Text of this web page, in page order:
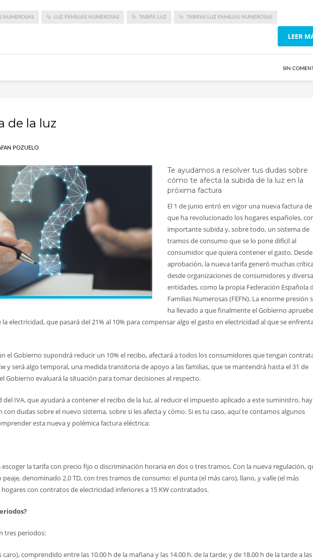
NUMEROSAS LUZ FAMILIAS NUMEROSAS TARIFA LUZ TARIFAS LUZ FAMILIAS NUMEROSAS
LEER
SIN
de la luz
POZUELO
Te ayudamos a resolver tus dudas sobre
cómo te afecta la subida de la luz en la
próxima factura
El 1 de junio entró en vigor una nueva factura
que ha revolucionado los hogares españoles,
importante subida y, sobre todo, un sistema de
tramos de consumo que se lo pone difícil al
consumidor que quiera contener el gasto.
aprobación, la nueva tarifa generó muchas
desde organizaciones de consumidores y
entidades, como la propia Federación Española
Familias Numerosas (FEFN). La enorme presión
ha llevado a que finalmente el Gobierno
electricidad, que pasará del 21% al 10% para compensar algo el gasto en electricidad al que se
el Gobierno supondrá reducir un 10% el recibo, afectará a todos los consumidores que tengan
y será algo temporal, una medida transitoria de apoyo a las familias, que se mantendrá hasta el 31 de
Gobierno evaluará la situación para tomar decisiones al respecto.
del IVA, que ayudará a contener el recibo de la luz, al reducir el impuesto aplicado a este suministro, hay
con dudas sobre el nuevo sistema, sobre si les afecta y cómo. Si es tu caso, aquí te contamos algunos
esta nueva y polémica factura eléctrica:
la tarifa con precio fijo o discriminación horaria en dos o tres tramos. Con la nueva regulación,
denominado 2.0 TD, con tres tramos de consumo: el punta (el más caro), llano, y valle (el más
con contratos de electricidad inferiores a 15 KW contratados.
tres periodos:
comprendido entre las 10.00 h de la mañana y las 14.00 h. de la tarde; y de 18.00 h de la tarde a las